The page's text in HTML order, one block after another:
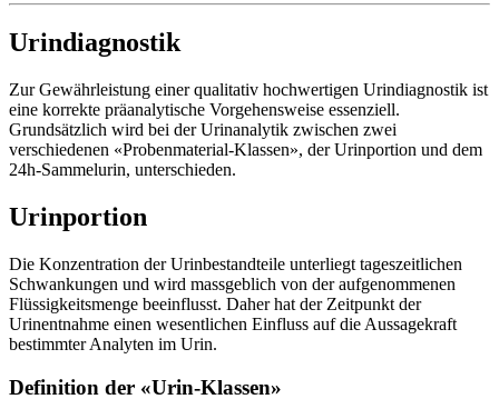
Urindiagnostik
Zur Gewährleistung einer qualitativ hochwertigen Urindiagnostik ist
eine korrekte präanalytische Vorgehensweise essenziell.
Grundsätzlich wird bei der Urinanalytik zwischen zwei
verschiedenen «Probenmaterial-Klassen», der Urinportion und dem
24h-Sammelurin, unterschieden.
Urinportion
Die Konzentration der Urinbestandteile unterliegt tageszeitlichen
Schwankungen und wird massgeblich von der aufgenommenen
Flüssigkeitsmenge beeinflusst. Daher hat der Zeitpunkt der
Urinentnahme einen wesentlichen Einfluss auf die Aussagekraft
bestimmter Analyten im Urin.
Definition der «Urin-Klassen»